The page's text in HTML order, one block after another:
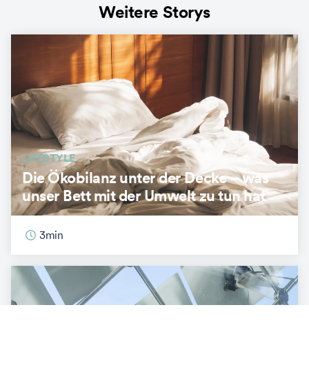
Weitere Storys
LIFESTYLE
Die Ökobilanz unter der Decke – was
unser Bett mit der Umwelt zu tun hat
3min